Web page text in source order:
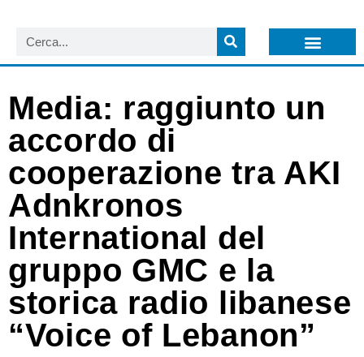
Media: raggiunto un
accordo di
cooperazione tra AKI
Adnkronos
International del
gruppo GMC e la
storica radio libanese
“Voice of Lebanon”